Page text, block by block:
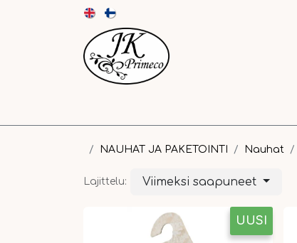
NAUHAT JA PAKETOINTI Nauhat
Lajittelu: Viimeksi saapuneet
UUSI